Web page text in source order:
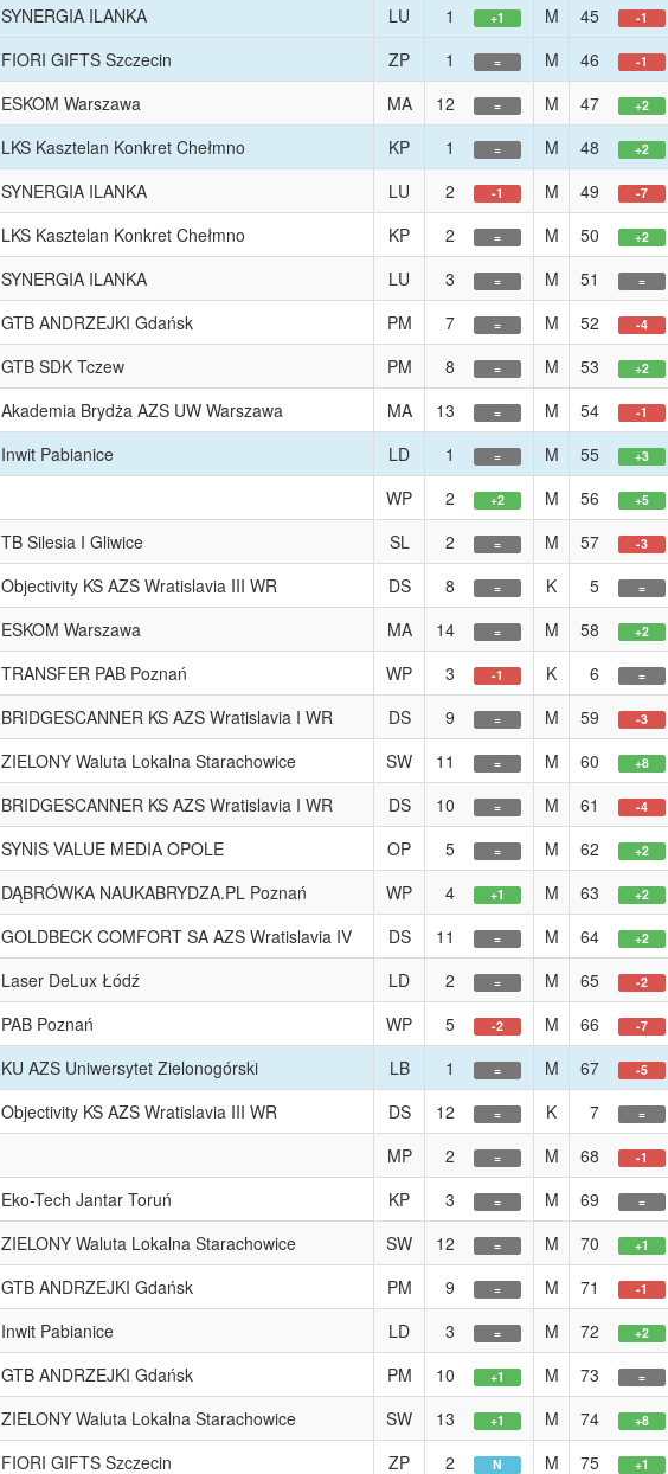
SYNERGIA ILANKA LU 1 +1 M 45 -1
FIORI GIFTS Szczecin ZP 1 = M 46 -1
ESKOM Warszawa MA 12 = M 47 +2
LKS Kasztelan Konkret Chełmno KP 1 = M 48 +2
SYNERGIA ILANKA LU 2 -1 M 49 -7
LKS Kasztelan Konkret Chełmno KP 2 = M 50 +2
SYNERGIA ILANKA LU 3 = M 51 =
GTB ANDRZEJKI Gdańsk PM 7 = M 52 -4
GTB SDK Tczew PM 8 = M 53 +2
Akademia Brydża AZS UW Warszawa MA 13 = M 54 -1
Inwit Pabianice LD 1 = M 55 +3
WP 2 +2 M 56 +5
TB Silesia I Gliwice SL 2 = M 57 -3
Objectivity KS AZS Wratislavia III WR DS 8 = K 5 =
ESKOM Warszawa MA 14 = M 58 +2
TRANSFER PAB Poznań WP 3 -1 K 6 =
BRIDGESCANNER KS AZS Wratislavia I WR DS 9 = M 59 -3
ZIELONY Waluta Lokalna Starachowice SW 11 = M 60 +8
BRIDGESCANNER KS AZS Wratislavia I WR DS 10 = M 61 -4
SYNIS VALUE MEDIA OPOLE OP 5 = M 62 +2
DĄBRÓWKA NAUKABRYDZA.PL Poznań WP 4 +1 M 63 +2
GOLDBECK COMFORT SA AZS Wratislavia IV DS 11 = M 64 +2
Laser DeLux Łódź LD 2 = M 65 -2
PAB Poznań WP 5 -2 M 66 -7
KU AZS Uniwersytet Zielonogórski LB 1 = M 67 -5
Objectivity KS AZS Wratislavia III WR DS 12 = K 7 =
MP 2 = M 68 -1
Eko-Tech Jantar Toruń KP 3 = M 69 =
ZIELONY Waluta Lokalna Starachowice SW 12 = M 70 +1
GTB ANDRZEJKI Gdańsk PM 9 = M 71 -1
Inwit Pabianice LD 3 = M 72 +2
GTB ANDRZEJKI Gdańsk PM 10 +1 M 73 =
ZIELONY Waluta Lokalna Starachowice SW 13 +1 M 74 +8
FIORI GIFTS Szczecin ZP 2 N M 75 +1